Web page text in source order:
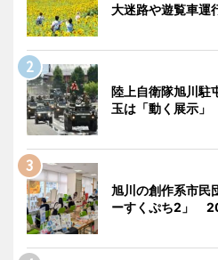
大迷路や遊覧車運
陸上自衛隊旭川
玉は「動く展示」
旭川の創作系市民
ーすくぷち2」